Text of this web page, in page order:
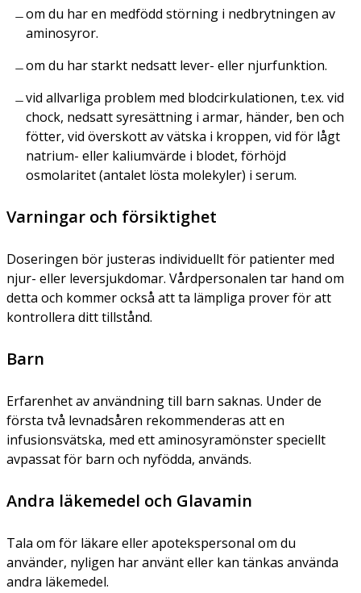
om du har en medfödd störning i nedbrytningen av
aminosyror.
om du har starkt nedsatt lever- eller njurfunktion.
vid allvarliga problem med blodcirkulationen, t.ex. vid
chock, nedsatt syresättning i armar, händer, ben och
fötter, vid överskott av vätska i kroppen, vid för lågt
natrium- eller kaliumvärde i blodet, förhöjd
osmolaritet (antalet lösta molekyler) i serum.
Varningar och försiktighet
Doseringen bör justeras individuellt för patienter med
njur- eller leversjukdomar. Vårdpersonalen tar hand om
detta och kommer också att ta lämpliga prover för att
kontrollera ditt tillstånd.
Barn
Erfarenhet av användning till barn saknas. Under de
första två levnadsåren rekommenderas att en
infusionsvätska, med ett aminosyramönster speciellt
avpassat för barn och nyfödda, används.
Andra läkemedel och Glavamin
Tala om för läkare eller apotekspersonal om du
använder, nyligen har använt eller kan tänkas använda
andra läkemedel.